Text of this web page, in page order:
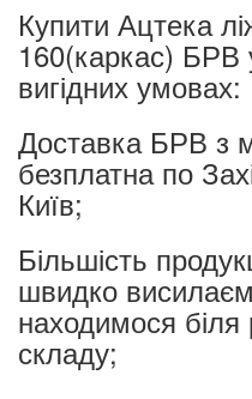
Купити Ацтека
160(каркас) БРВ
вигідних умовах:
Доставка БРВ з
безплатна по
Київ;
Більшість
швидко
находимося біля
складу;